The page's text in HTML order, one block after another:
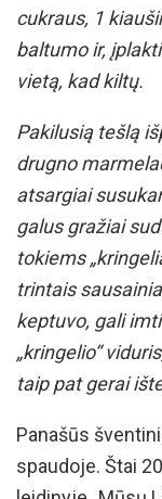
cukraus, 1
baltumo ir,
vietą, kad kiltų.
Pakilusią tešlą
drugno
atsargiai
galus gražiai
tokiems
trintais
keptuvo, gali
„kringelio“
taip pat gerai
Panašūs
spaudoje. Štai